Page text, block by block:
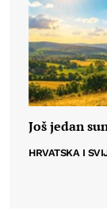
Još jedan
HRVATSKA I